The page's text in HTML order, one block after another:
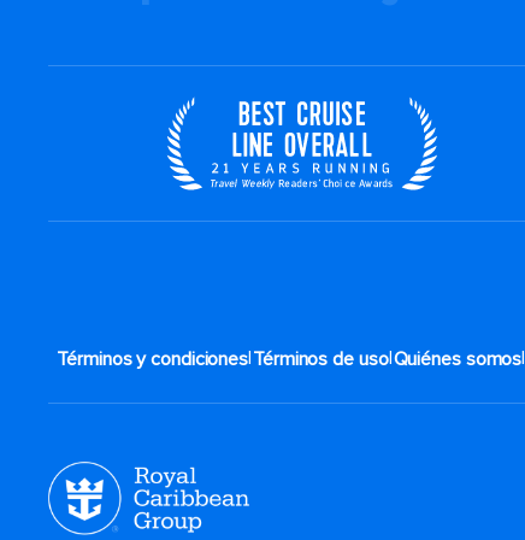
Términos y condiciones|Términos de uso|Quiénes somos|